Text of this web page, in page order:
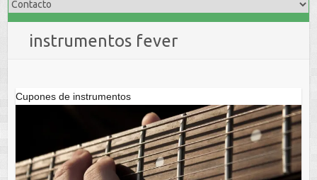
instrumentos fever
Cupones de instrumentos